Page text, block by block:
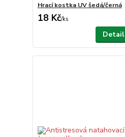
Hrací kostka UV šedá/černá
18 Kč/ks
Detail